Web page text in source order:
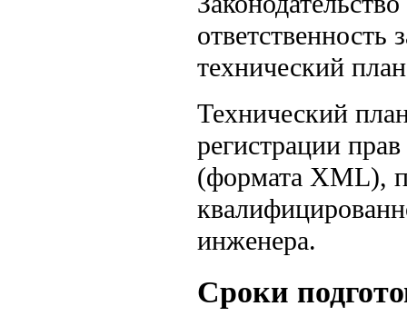
ответственность
технический
Технический
регистрации
(формата XML),
инженера.
Сроки